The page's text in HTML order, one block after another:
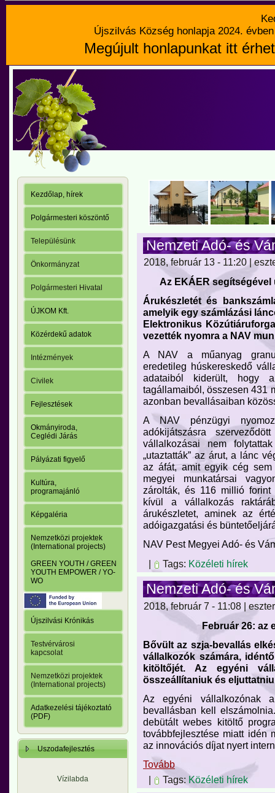
Újszilvás Község honlapja 2024.
Megújult honlapunkat itt
Kezdőlap, hírek
Polgármesteri köszöntő
Településünk
Önkormányzat
Polgármesteri Hivatal
ÚJKOM Kft.
Közérdekű adatok
Intézmények
Civilek
Fejlesztések
Okmányiroda,
Ceglédi Járás
Pályázati figyelő
Kultúra,
programajánló
Képgaléria
Nemzetközi projektek
(International projects)
GREEN YOUTH / GREEN
YOUTH EMPOWER / YO-
WO
Újszilvási Krónikás
Testvérvárosi
kapcsolat
Nemzetközi projektek
(International projects)
Adatkezelési tájékoztató
(PDF)
Uszodafejlesztés
Vízilabda
Nemzeti Adó- és
2018, február 13 - 11:20 |
Az EKÁER segítségével
Árukészletét és
amelyik egy számlázási
Elektronikus
vezették nyomra a NAV
A NAV a műanyag
eredetileg húskereskedő
adataiból kiderült, hogy
tagállamaiból, összesen 431
azonban bevallásaiban
A NAV pénzügyi
adókijátszásra
vállalkozásai nem
„utaztatták” az árut, a lánc
az áfát, amit egyik cég
megyei munkatársai
zárolták, és 116 millió forint
kívül a vállalkozás
árukészletet, aminek az
adóigazgatási és
NAV Pest Megyei Adó- és
|
Tags: Közéleti hírek
Nemzeti Adó- és
2018, február 7 - 11:08 | eszter
Február 26: az
Bővült az szja-bevallás
vállalkozók számára,
kitöltőjét. Az egyéni
összeállítaniuk és
Az egyéni vállalkozónak
bevallásban kell
debütált webes kitöltő
továbbfejlesztése miatt idén
az innovációs díjat nyert
Tovább
|
Tags: Közéleti hírek